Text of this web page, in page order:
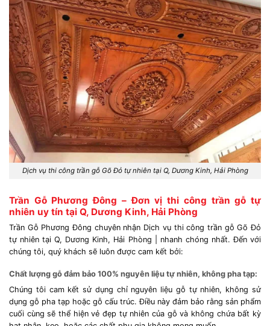
Dịch vụ thi công trần gỗ Gõ Đỏ tự nhiên tại Q, Dương Kinh, Hải Phòng
Trần Gỗ Phương Đông – Đơn vị thi công trần gỗ tự
nhiên uy tín tại Q, Dương Kinh, Hải Phòng
Trần Gỗ Phương Đông chuyên nhận Dịch vụ thi công trần gỗ Gõ Đỏ
tự nhiên tại Q, Dương Kinh, Hải Phòng | nhanh chóng nhất. Đến với
chúng tôi, quý khách sẽ luôn được cam kết bởi:
Chất lượng gỗ đảm bảo 100% nguyên liệu tự nhiên, không pha tạp:
Chúng tôi cam kết sử dụng chỉ nguyên liệu gỗ tự nhiên, không sử
dụng gỗ pha tạp hoặc gỗ cấu trúc. Điều này đảm bảo rằng sản phẩm
cuối cùng sẽ thể hiện vẻ đẹp tự nhiên của gỗ và không chứa bất kỳ